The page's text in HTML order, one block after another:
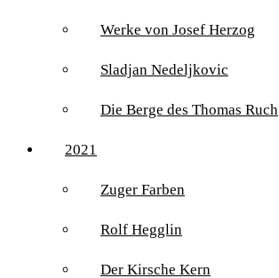
Werke von Josef Herzog
Sladjan Nedeljkovic
Die Berge des Thomas Ruch
2021
Zuger Farben
Rolf Hegglin
Der Kirsche Kern